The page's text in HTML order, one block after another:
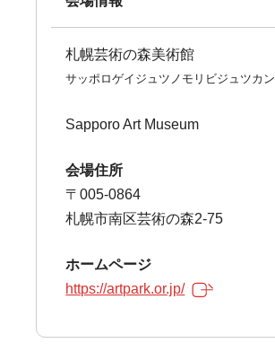
札幌芸術の森美術館
サッポロゲイジュツノモリビジュツカン
Sapporo Art Museum
会場住所
〒005-0864
札幌市南区芸術の森2-75
ホームページ
https://artpark.or.jp/